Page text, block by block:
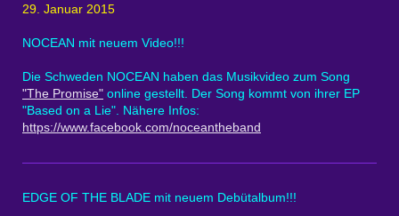
29. Januar 2015
NOCEAN mit neuem Video!!!
Die Schweden NOCEAN haben das Musikvideo zum Song
"The Promise" online gestellt. Der Song kommt von ihrer EP
"Based on a Lie". Nähere Infos:
https://www.facebook.com/noceantheband
EDGE OF THE BLADE mit neuem Debütalbum!!!